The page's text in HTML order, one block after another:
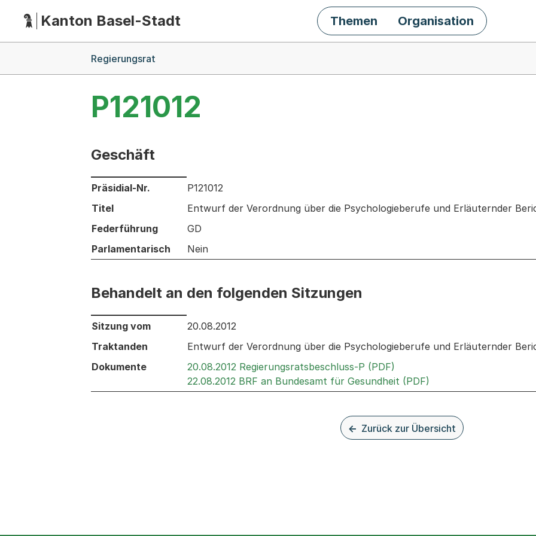
HauptnavigationKanton Basel-Stadt Themen Organisation
Regierungsrat
P121012
Geschäft
Informationen zum Ausgewählten Geschäft
Präsidial-Nr.
P121012
Titel
Entwurf der Verordnung über die Psychologieberufe und Erläuternder
Federführung
GD
Parlamentarisch
Nein
Behandelt an den folgenden Sitzungen
Behandelt an den folgenden Sitzungen: Informationen zu den Sitzungen zum Geschäft
Sitzung vom
20.08.2012
Traktanden
Entwurf der Verordnung über die Psychologieberufe und Erläuternder
Dokumente
20.08.2012 Regierungsratsbeschluss-P (PDF)
22.08.2012 BRF an Bundesamt für Gesundheit (PDF)
Zurück zur Übersicht